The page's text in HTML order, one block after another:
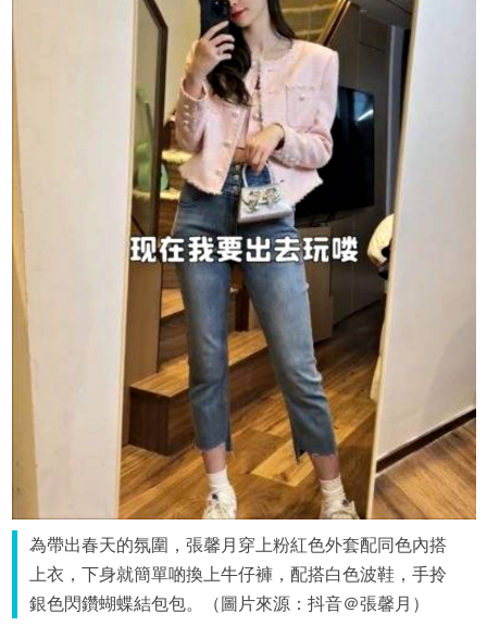
為帶出春天的氛圍，張馨月穿上粉紅色外套配同色內搭
上衣，下身就簡單啲換上牛仔褲，配搭白色波鞋，手拎
銀色閃鑽蝴蝶結包包。（圖片來源：抖音＠張馨月）